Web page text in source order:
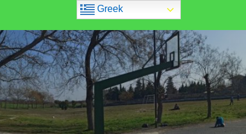
Greek